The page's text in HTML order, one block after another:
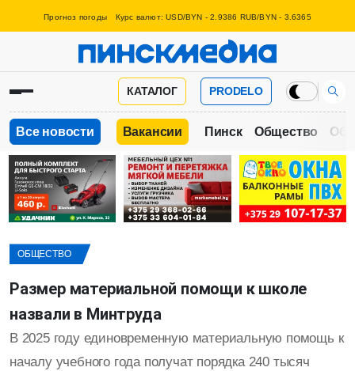
Прогноз погоды Курс валют: USD/BYN - 2.9386 RUB/BYN - 3.6365
КАТАЛОГ PRODELO
Все новости Вакансии Пинск Общество
ОБЩЕСТВО
Размер материальной помощи к школе
назвали в Минтруда
В 2025 году единовременную материальную помощь к
началу учебного года получат порядка 240 тысяч